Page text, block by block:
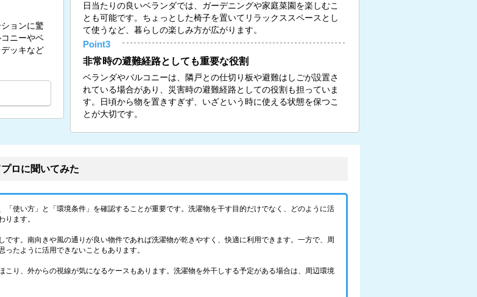
ョンに驚
ニーやベ
ッキなど
日当たりの良いベランダでは、ガーデニングや家庭菜園を楽しむこ
とも可能です。ちょっとした椅子を置いてリラックススペースとし
て使うなど、暮らしの楽しみ方が広がります。
Point3
非常時の避難経路としても重要な役割
ベランダやバルコニーは、隣戸との仕切り板や避難はしごが設置さ
れている場合があり、災害時の避難経路としての役割も担っていま
す。日頃から物を置きすぎず、いざという時に使える状態を保つこ
とが大切です。
ロに聞いてみた
「使い方」と「環境条件」を確認することが重要です。洗濯物を干す目的だけでなく、どのように活
ります。
です。南向きや風の通りが良い物件であれば洗濯物が乾きやすく、快適に利用できます。一方で、周
たように活用できないこともあります。
こり、外からの視線が気になるケースもあります。洗濯物を外干しする予定がある場合は、周辺環境